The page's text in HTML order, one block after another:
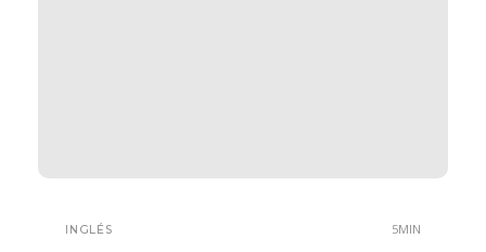
INGLÉS 5MIN